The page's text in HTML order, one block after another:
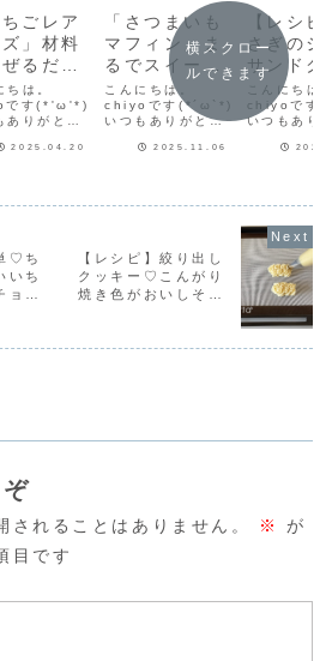
ちごレア
」材料
るだけ
レシピ
やり濃
チーズ
シピだ
ちは。
です(*'ω'*)
ありがとう
で作るレア
り方動画が
よかったら
てね♡イン
2025.04.20
「さつまいも
マフィン」ま
るでスイート
ポテトなマフ
ィン♡簡単マ
フィンレシピ
だよ！
こんにちは。
chiyoです(*´ω`*)
いつもありがとう
いも余っていませ
だけ！さつまいも
をゴロゴロ感じら
れるマフィンで
2025.11.06
【レシ
さぎのジ
サンドク
ー🍓う
抜き穴が
い「ＵＳ
ッキー
こんにちは
chiyoです
いつもあり
ー生地を花
ったんオー
焼きます。
ちごジャム
てクッキー
て、今度は
が付く...
横スクロー
ルできます
♡ち
いち
ョコ
】
【レシピ】絞り出し
クッキー♡こんがり
焼き色がおいしそう
ッキーレシピだよ！
されることはありません。 ※
が
目です